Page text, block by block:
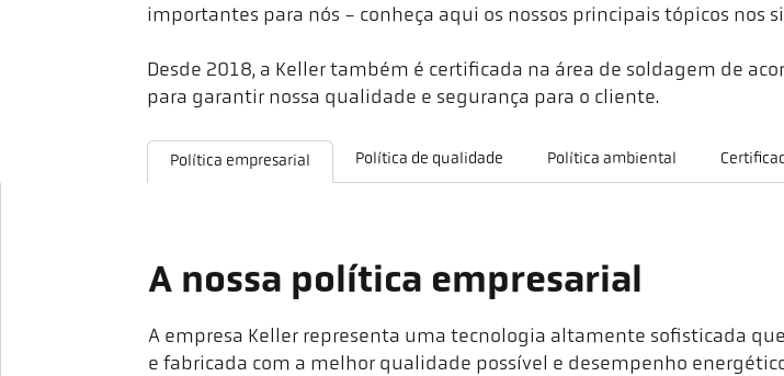
importantes para nós - conheça aqui os nossos principais tópicos nos
Desde 2018, a Keller também é certificada na área de soldagem de
para garantir nossa qualidade e segurança para o cliente.
Política empresarial Política de qualidade Política ambiental
A nossa política empresarial
A empresa Keller representa uma tecnologia altamente sofisticada
e fabricada com a melhor qualidade possível e desempenho